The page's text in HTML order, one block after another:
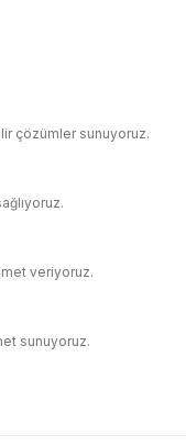
çözümler sunuyoruz.
veriyoruz.
sunuyoruz.